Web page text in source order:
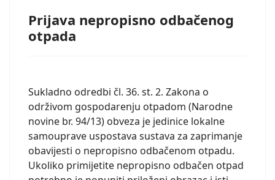
Prijava nepropisno odbačenog
otpada
Sukladno odredbi čl. 36. st. 2. Zakona o
održivom gospodarenju otpadom (Narodne
novine br. 94/13) obveza je jedinice lokalne
samouprave uspostava sustava za zaprimanje
obavijesti o nepropisno odbačenom otpadu.
Ukoliko primijetite nepropisno odbačen otpad